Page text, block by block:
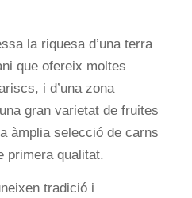
la riquesa d’una terra
que ofereix moltes
i d’una zona
gran varietat de fruites
àmplia selecció de carns
primera qualitat.
tradició i